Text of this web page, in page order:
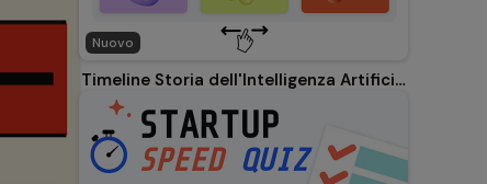
Nuovo
Timeline Storia dell'Intelligenza Artificiale